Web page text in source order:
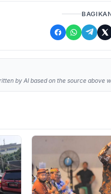
by AI based on the source above